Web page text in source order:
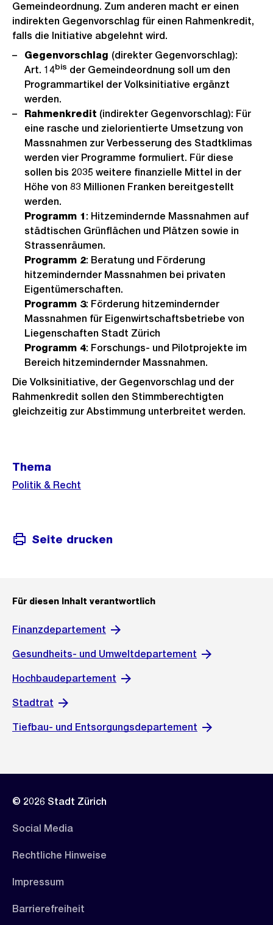
Gemeindeordnung. Zum anderen macht er einen
indirekten Gegenvorschlag für einen Rahmenkredit,
falls die Initiative abgelehnt wird.
Gegenvorschlag (direkter Gegenvorschlag):
Art. 14bis der Gemeindeordnung soll um den
Programmartikel der Volksinitiative ergänzt
werden.
Rahmenkredit (indirekter Gegenvorschlag): Für
eine rasche und zielorientierte Umsetzung von
Massnahmen zur Verbesserung des Stadtklimas
werden vier Programme formuliert. Für diese
sollen bis 2035 weitere finanzielle Mittel in der
Höhe von 83 Millionen Franken bereitgestellt
werden.
Programm 1 : Hitzemindernde Massnahmen auf
städtischen Grünflächen und Plätzen sowie in
Strassenräumen.
Programm 2: Beratung und Förderung
hitzemindernder Massnahmen bei privaten
Eigentümerschaften.
Programm 3: Förderung hitzemindernder
Massnahmen für Eigenwirtschaftsbetriebe von
Liegenschaften Stadt Zürich
Programm 4: Forschungs- und Pilotprojekte im
Bereich hitzemindernder Massnahmen.
Die Volksinitiative, der Gegenvorschlag und der
Rahmenkredit sollen den Stimmberechtigten
gleichzeitig zur Abstimmung unterbreitet werden.
Informationen
Thema
Politik & Recht
Seite drucken
Für diesen Inhalt verantwortlich
Finanzdepartement
Gesundheits- und Umweltdepartement
Hochbaudepartement
Stadtrat
Tiefbau- und Entsorgungsdepartement
© 2026 Stadt Zürich
Social Media
Rechtliche Hinweise
Impressum
Barrierefreiheit